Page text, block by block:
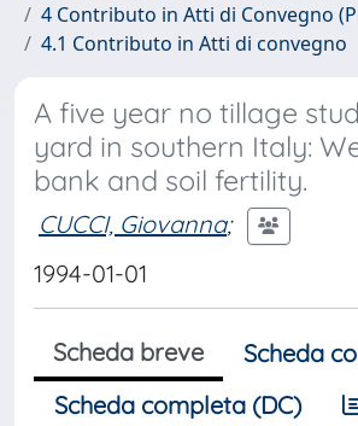
4 Contributo in Atti di Convegno
4.1 Contributo in Atti di convegno
A five year no tillage
yard in southern Italy:
bank and soil fertility.
CUCCI, Giovanna;
1994-01-01
Scheda breve
Scheda
Scheda completa (DC)